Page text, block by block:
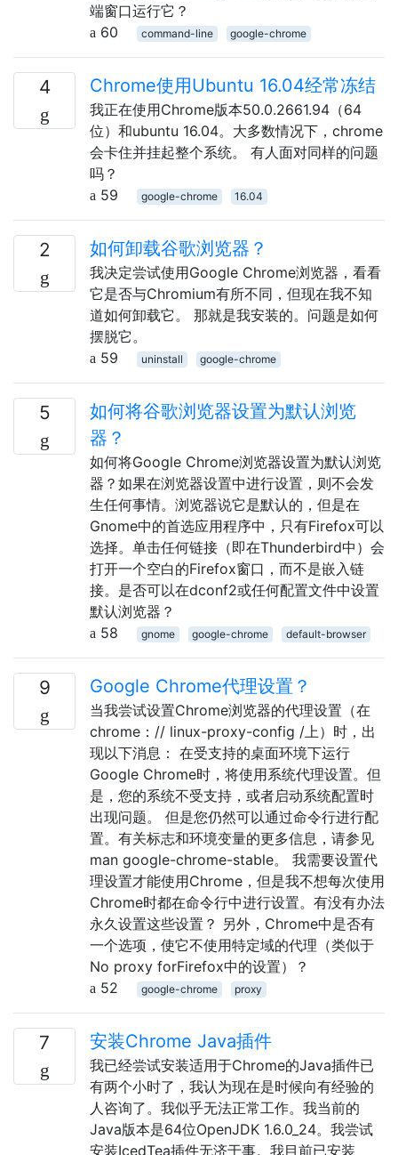
端窗口运行它？
60
command-line google-chrome
4 Chrome使用Ubuntu 16.04经常冻结
我正在使用Chrome版本50.0.2661.94（64
位）和ubuntu 16.04。大多数情况下，chrome
会卡住并挂起整个系统。 有人面对同样的问题
吗？
59
google-chrome 16.04
2 如何卸载谷歌浏览器？
我决定尝试使用Google Chrome浏览器，看看
它是否与Chromium有所不同，但现在我不知
道如何卸载它。 那就是我安装的。问题是如何
摆脱它。
59
uninstall google-chrome
5
如何将谷歌浏览器设置为默认浏览
器？
如何将Google Chrome浏览器设置为默认浏览
器？如果在浏览器设置中进行设置，则不会发
生任何事情。浏览器说它是默认的，但是在
Gnome中的首选应用程序中，只有Firefox可以
选择。单击任何链接（即在Thunderbird中）会
打开一个空白的Firefox窗口，而不是嵌入链
接。是否可以在dconf2或任何配置文件中设置
默认浏览器？
58
gnome google-chrome default-browser
9 Google Chrome代理设置？
当我尝试设置Chrome浏览器的代理设置（在
chrome：// linux-proxy-config /上）时，出
现以下消息： 在受支持的桌面环境下运行
Google Chrome时，将使用系统代理设置。但
是，您的系统不受支持，或者启动系统配置时
出现问题。 但是您仍然可以通过命令行进行配
置。有关标志和环境变量的更多信息，请参见
man google-chrome-stable。 我需要设置代
理设置才能使用Chrome，但是我不想每次使用
Chrome时都在命令行中进行设置。有没有办法
永久设置这些设置？ 另外，Chrome中是否有
一个选项，使它不使用特定域的代理（类似于
No proxy forFirefox中的设置）？
52
google-chrome proxy
7 安装Chrome Java插件
我已经尝试安装适用于Chrome的Java插件已
有两个小时了，我认为现在是时候向有经验的
人咨询了。我似乎无法正常工作。我当前的
Java版本是64位OpenJDK 1.6.0_24。我尝试
安装IcedTea插件无济于事。我目前已安装